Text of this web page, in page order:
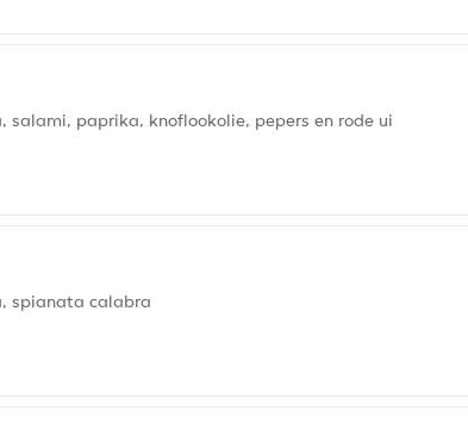
salami, paprika, knoflookolie, pepers en rode ui
spianata calabra